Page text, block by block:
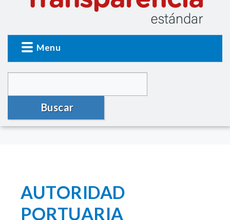
Menu
Buscar
AUTORIDAD
PORTUARIA